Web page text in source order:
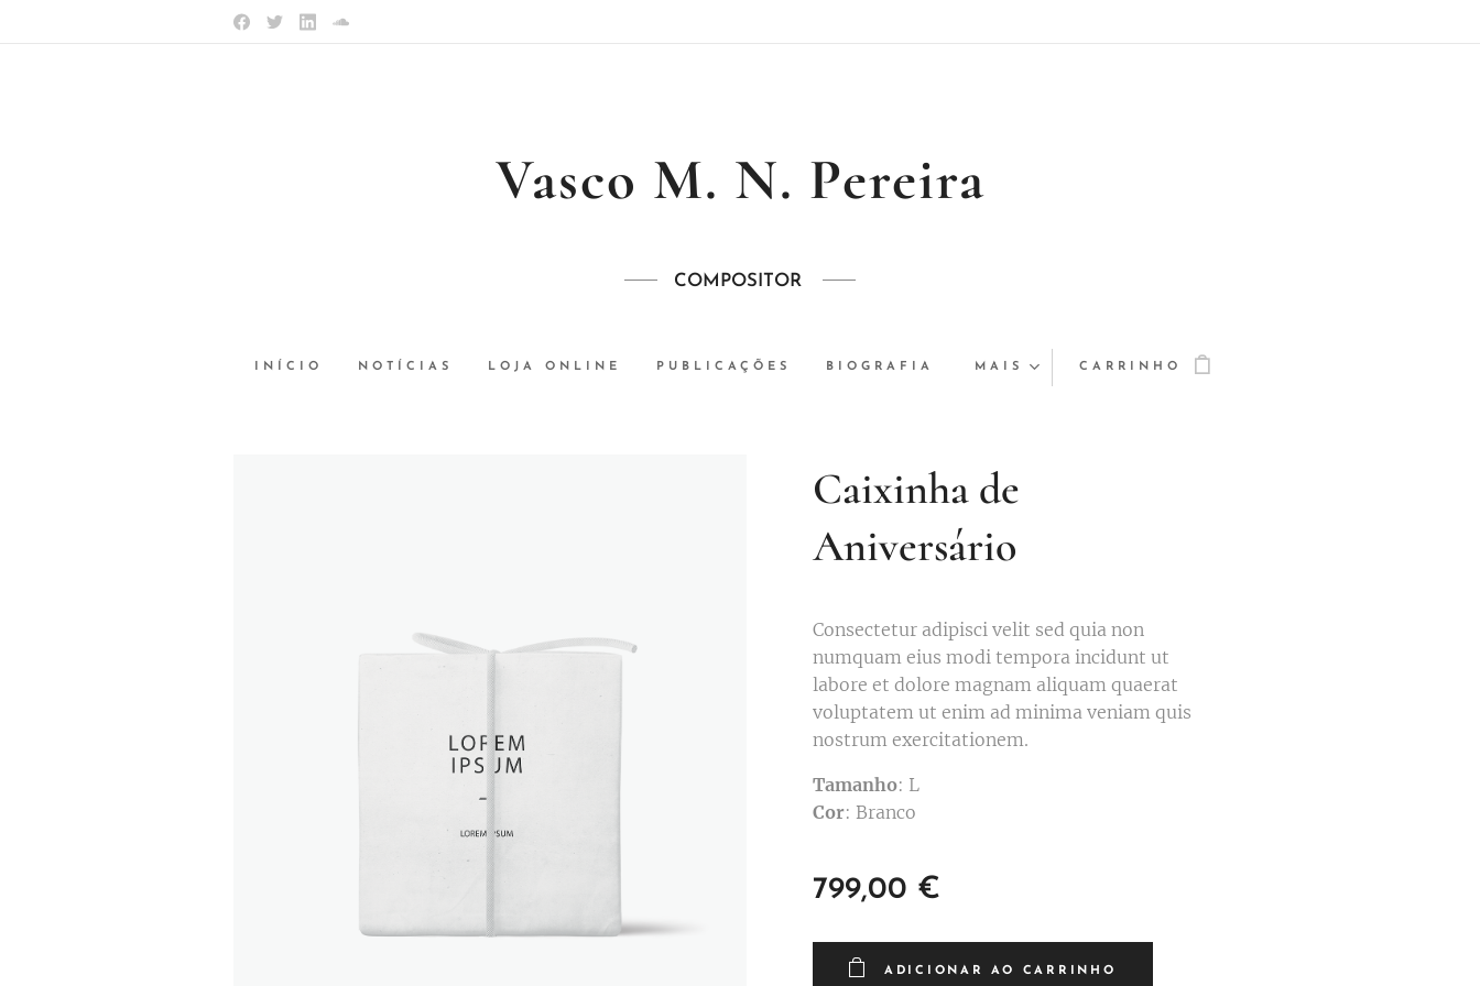
Vasco M. N. Pereira
COMPOSITOR
INÍCIO NOTÍCIAS LOJA ONLINE PUBLICAÇÕES BIOGRAFIA MAIS CARRINHO
Caixinha de
Aniversário
Consectetur adipisci velit sed quia non
numquam eius modi tempora incidunt ut
labore et dolore magnam aliquam quaerat
voluptatem ut enim ad minima veniam quis
nostrum exercitationem.
Tamanho: L
Cor: Branco
799,00 €
ADICIONAR AO CARRINHO